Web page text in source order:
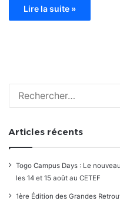
Lire la suite »
Articles récents
Togo Campus Days : Le
les 14 et 15 août au CETEF
1ère Édition des Grandes